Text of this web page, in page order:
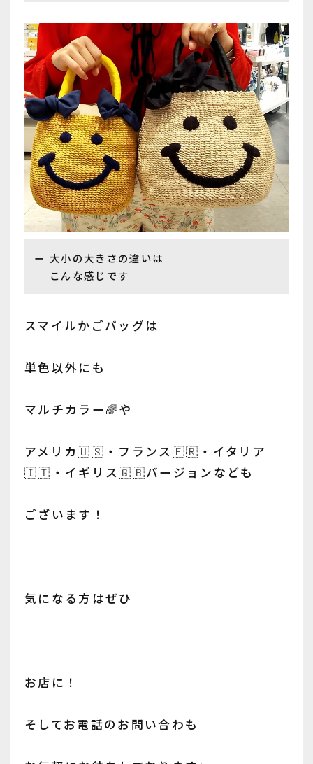
大小の大きさの違いは
こんな感じです
スマイルかごバッグは
単色以外にも
マルチカラー🌈や
アメリカ🇺🇸・フランス🇫🇷・イタリア
🇮🇹・イギリス🇬🇧バージョンなども
ございます！
気になる方はぜひ
お店に！
そしてお電話のお問い合わも